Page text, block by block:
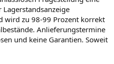
wird zu 98-99 Prozent korrekt
Anlieferungstermine
und keine Garantien. Soweit